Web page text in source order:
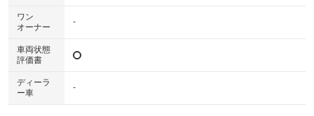
ワン
オーナー
-
車両状態
評価書
ディーラ
ー車
-